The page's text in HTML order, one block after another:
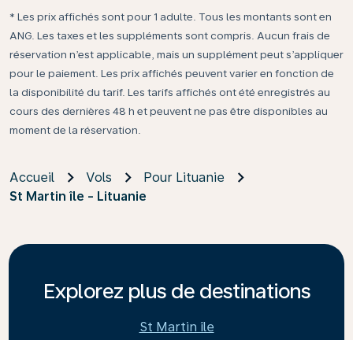
* Les prix affichés sont pour 1 adulte. Tous les montants sont en
ANG. Les taxes et les suppléments sont compris. Aucun frais de
réservation n’est applicable, mais un supplément peut s’appliquer
pour le paiement. Les prix affichés peuvent varier en fonction de
la disponibilité du tarif. Les tarifs affichés ont été enregistrés au
cours des dernières 48 h et peuvent ne pas être disponibles au
moment de la réservation.
Accueil Vols
Pour Lituanie
St Martin île - Lituanie
Explorez plus de destinations
St Martin île